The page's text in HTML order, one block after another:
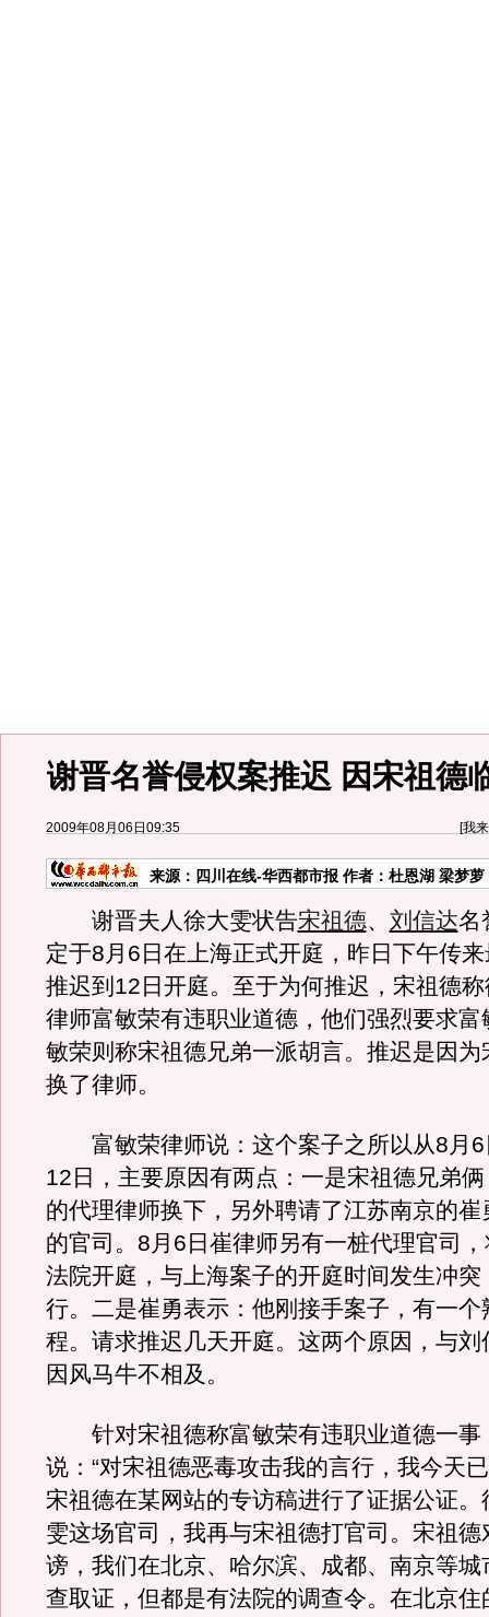
谢晋名誉侵权案推迟 因宋祖德
2009年08月06日09:35 [我
来源： 四川在线-华西都市报作者：杜恩湖 梁梦萝
谢晋夫人徐大雯状告宋祖德、 刘信达名
定于8月6日在上海正式开庭，昨日下午传
推迟到12日开庭。至于为何推迟，宋祖德
律师富敏荣有违职业道德，他们强烈要求富
敏荣则称宋祖德兄弟一派胡言。推迟是因为
换了律师。
富敏荣律师说：这个案子之所以从8月6
12日，主要原因有两点：一是宋祖德兄弟
的代理律师换下，另外聘请了江苏南京的崔
的官司。8月6日崔律师另有一桩代理官司
法院开庭，与上海案子的开庭时间发生冲突
行。二是崔勇表示：他刚接手案子，有一个
程。请求推迟几天开庭。这两个原因，与刘
因风马牛不相及。
针对宋祖德称富敏荣有违职业道德一事
说：“对宋祖德恶毒攻击我的言行，我今天
宋祖德在某网站的专访稿进行了证据公证。
雯这场官司，我再与宋祖德打官司。宋祖德
谤，我们在北京、哈尔滨、成都、南京等城
查取证，但都是有法院的调查令。在北京住